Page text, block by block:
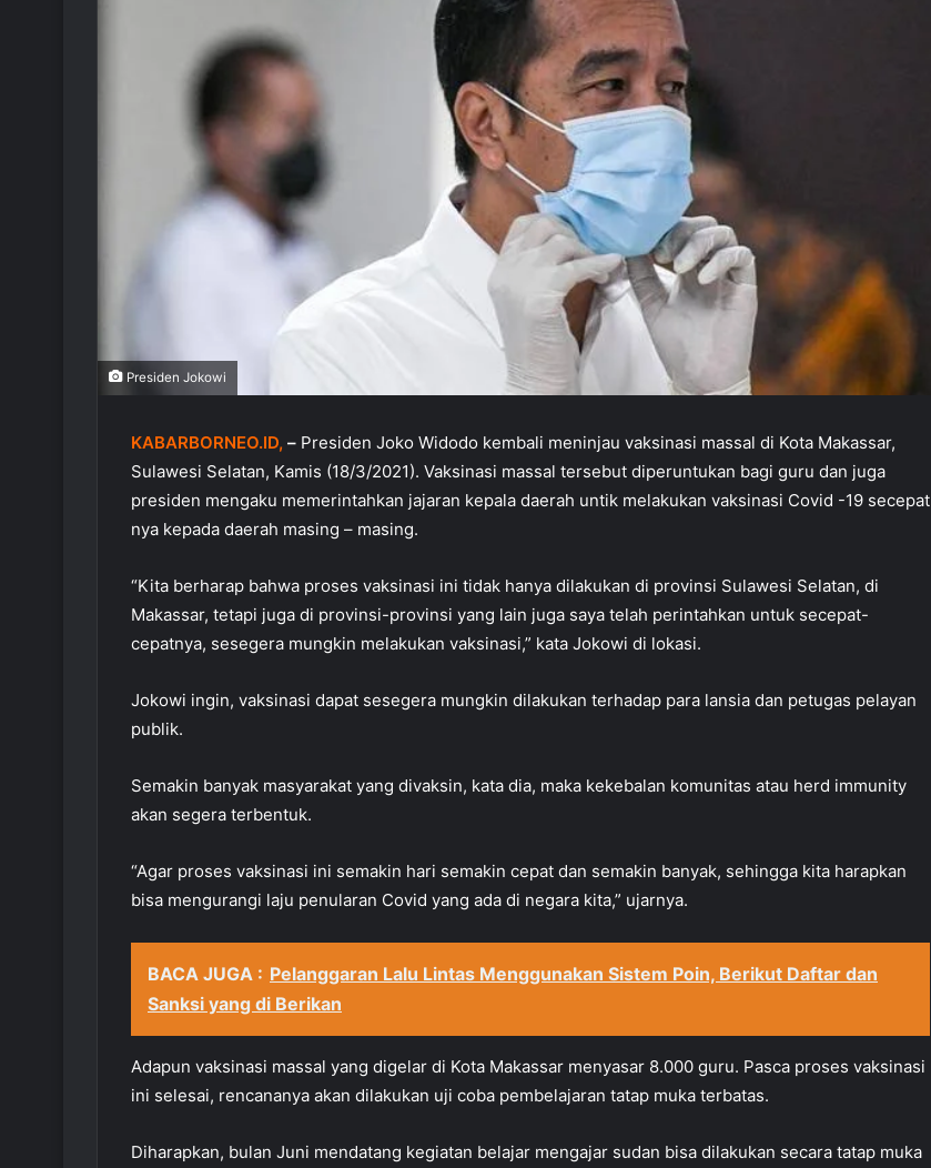
Presiden Jokowi
KABARBORNEO.ID, – Presiden Joko Widodo kembali meninjau vaksinasi massal di Kota Makassar,
Sulawesi Selatan, Kamis (18/3/2021). Vaksinasi massal tersebut diperuntukan bagi guru dan juga
presiden mengaku memerintahkan jajaran kepala daerah untik melakukan vaksinasi Covid -19 secepat
nya kepada daerah masing – masing.
“Kita berharap bahwa proses vaksinasi ini tidak hanya dilakukan di provinsi Sulawesi Selatan, di
Makassar, tetapi juga di provinsi-provinsi yang lain juga saya telah perintahkan untuk secepat-
cepatnya, sesegera mungkin melakukan vaksinasi,” kata Jokowi di lokasi.
Jokowi ingin, vaksinasi dapat sesegera mungkin dilakukan terhadap para lansia dan petugas pelayan
publik.
Semakin banyak masyarakat yang divaksin, kata dia, maka kekebalan komunitas atau herd immunity
akan segera terbentuk.
“Agar proses vaksinasi ini semakin hari semakin cepat dan semakin banyak, sehingga kita harapkan
bisa mengurangi laju penularan Covid yang ada di negara kita,” ujarnya.
BACA JUGA : Pelanggaran Lalu Lintas Menggunakan Sistem Poin, Berikut Daftar dan
Sanksi yang di Berikan
Adapun vaksinasi massal yang digelar di Kota Makassar menyasar 8.000 guru. Pasca proses vaksinasi
ini selesai, rencananya akan dilakukan uji coba pembelajaran tatap muka terbatas.
Diharapkan, bulan Juni mendatang kegiatan belajar mengajar sudan bisa dilakukan secara tatap muka